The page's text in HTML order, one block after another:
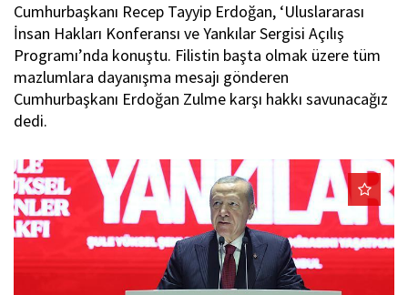
o
n
Cumhurbaşkanı Recep Tayyip Erdoğan, ‘Uluslararası
İnsan Hakları Konferansı ve Yankılar Sergisi Açılış
Programı’nda konuştu. Filistin başta olmak üzere tüm
mazlumlara dayanışma mesajı gönderen
Cumhurbaşkanı Erdoğan Zulme karşı hakkı savunacağız
dedi.